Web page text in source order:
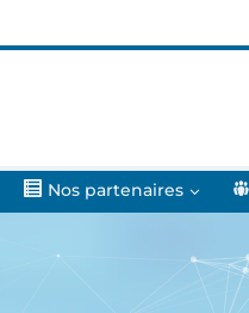
Nos partenaires